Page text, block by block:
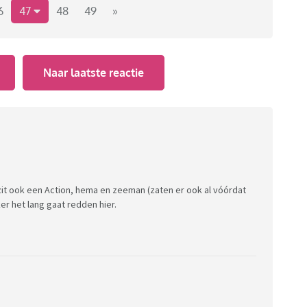
47 48 49 »
Naar laatste reactie
ook een Action, hema en zeeman (zaten er ook al vóórdat
het lang gaat redden hier.